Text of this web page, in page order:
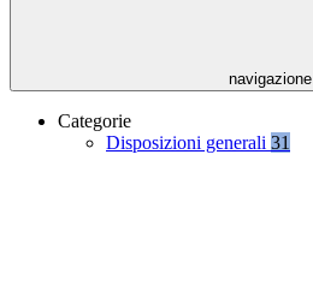
navigazione
Categorie
Disposizioni generali 31